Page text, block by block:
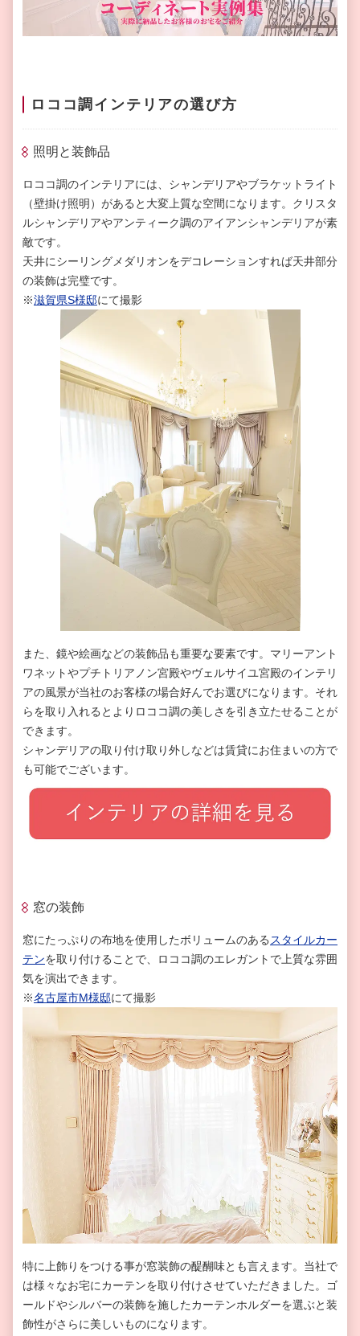
ロココ調インテリアの選び方
照明と装飾品
ロココ調のインテリアには、シャンデリアやブラケットライト
（壁掛け照明）があると大変上質な空間になります。クリスタ
ルシャンデリアやアンティーク調のアイアンシャンデリアが素
敵です。
天井にシーリングメダリオンをデコレーションすれば天井部分
の装飾は完璧です。
※滋賀県S様邸にて撮影
また、鏡や絵画などの装飾品も重要な要素です。マリーアント
ワネットやプチトリアノン宮殿やヴェルサイユ宮殿のインテリ
アの風景が当社のお客様の場合好んでお選びになります。それ
らを取り入れるとよりロココ調の美しさを引き立たせることが
できます。
シャンデリアの取り付け取り外しなどは賃貸にお住まいの方で
も可能でございます。
窓の装飾
窓にたっぷりの布地を使用したボリュームのある スタイルカー
テンを取り付けることで、ロココ調のエレガントで上質な雰囲
気を演出できます。
※名古屋市M様邸にて撮影
特に上飾りをつける事が窓装飾の醍醐味とも言えます。当社で
は様々なお宅にカーテンを取り付けさせていただきました。ゴ
ールドやシルバーの装飾を施したカーテンホルダーを選ぶと装
飾性がさらに美しいものになります。